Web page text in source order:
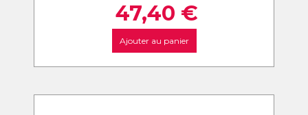
47,40 €
Ajouter au panier